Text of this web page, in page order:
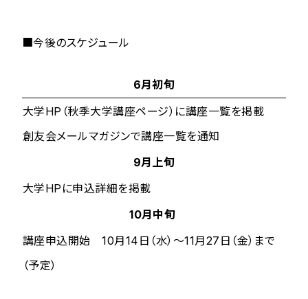
■今後のスケジュール
6月初旬
大学HP（秋季大学講座ページ）に講座一覧を掲載
創友会メールマガジンで講座一覧を通知
9月上旬
大学HPに申込詳細を掲載
10月中旬
講座申込開始 10月14日（水）～11月27日（金）まで
（予定）